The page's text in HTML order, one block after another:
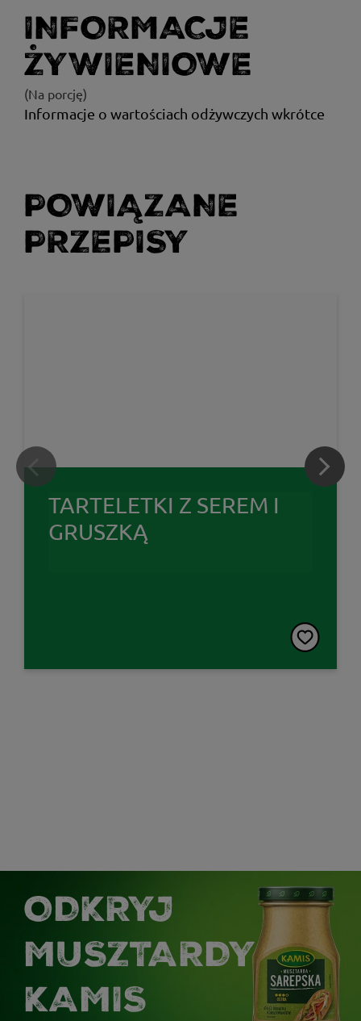
INFORMACJE
ŻYWIENIOWE
(Na porcję)
Informacje o wartościach odżywczych wkrótce
POWIĄZANE
PRZEPISY
TARTELETKI Z SEREM I
GRUSZKĄ
ODKRYJ
MUSZTARDY
KAMIS